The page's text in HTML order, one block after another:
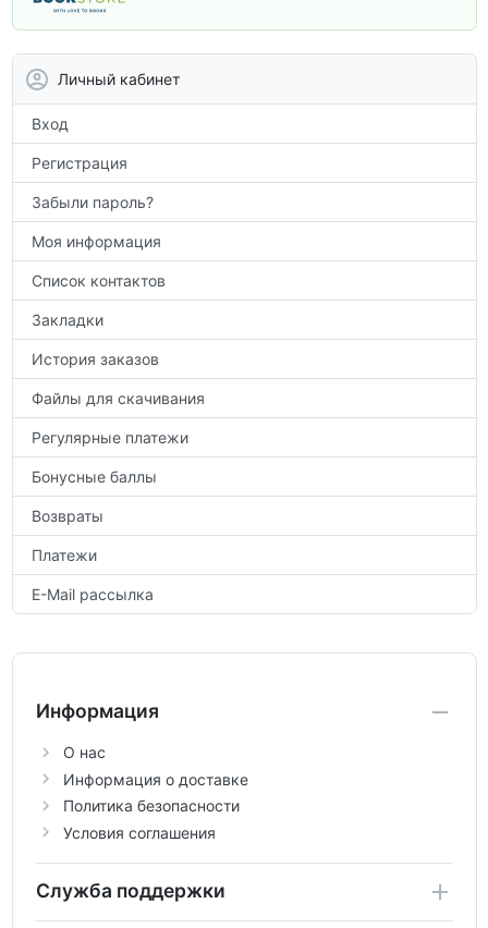
Личный кабинет
Вход
Регистрация
Забыли пароль?
Моя информация
Список контактов
Закладки
История заказов
Файлы для скачивания
Регулярные платежи
Бонусные баллы
Возвраты
Платежи
E-Mail рассылка
Информация
О нас
Информация о доставке
Политика безопасности
Условия соглашения
Служба поддержки